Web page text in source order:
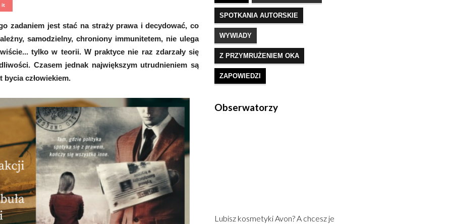
zadaniem jest stać na straży prawa i decydować, co
samodzielny, chroniony immunitetem, nie ulega
tylko w teorii. W praktyce nie raz zdarzały się
Czasem jednak największym utrudnieniem są
bycia człowiekiem.
SPOTKANIA AUTORSKIE
WYWIADY
Z PRZYMRUŻENIEM OKA
ZAPOWIEDZI
Obserwatorzy
Lubisz kosmetyki Avon? A chcesz je